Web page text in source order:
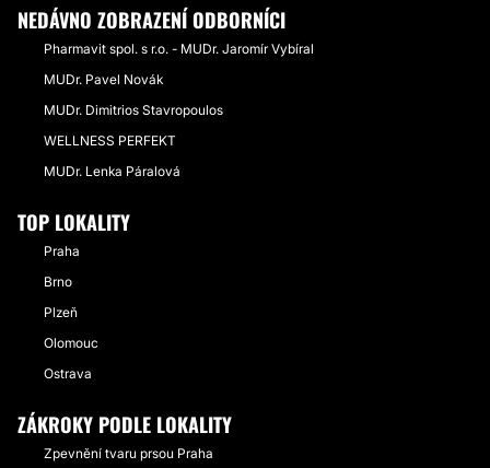
NEDÁVNO ZOBRAZENÍ ODBORNÍCI
Pharmavit spol. s r.o. - MUDr. Jaromír Vybíral
MUDr. Pavel Novák
MUDr. Dimitrios Stavropoulos
WELLNESS PERFEKT
MUDr. Lenka Páralová
TOP LOKALITY
Praha
Brno
Plzeň
Olomouc
Ostrava
ZÁKROKY PODLE LOKALITY
Zpevnění tvaru prsou Praha